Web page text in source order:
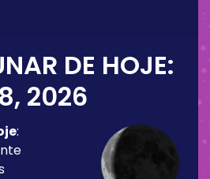
DE HOJE:
2026
: